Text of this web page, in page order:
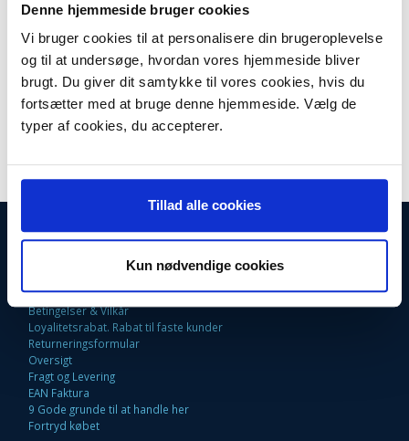
Denne hjemmeside bruger cookies
Vi bruger cookies til at personalisere din brugeroplevelse
og til at undersøge, hvordan vores hjemmeside bliver
brugt. Du giver dit samtykke til vores cookies, hvis du
fortsætter med at bruge denne hjemmeside. Vælg de
typer af cookies, du accepterer.
Tillad alle cookies
Kun nødvendige cookies
Passer til:
VC 4115
VC 4116
WILFA
RC 105D
RC 407D
RC 705D
INFORMATIONER
Kontakt os
Betingelser & Vilkår
Loyalitetsrabat. Rabat til faste kunder
Returneringsformular
Oversigt
Fragt og Levering
EAN Faktura
9 Gode grunde til at handle her
Fortryd købet